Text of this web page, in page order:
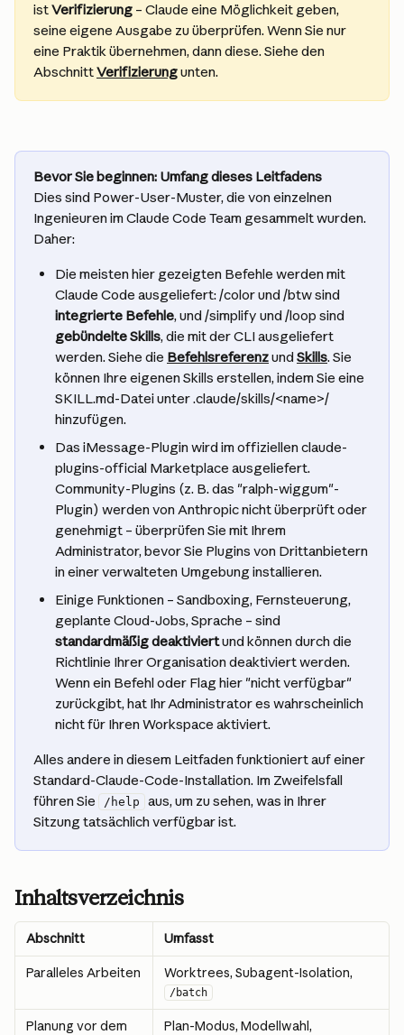
ist Verifizierung – Claude eine Möglichkeit geben,
seine eigene Ausgabe zu überprüfen. Wenn Sie nur
eine Praktik übernehmen, dann diese. Siehe den
Abschnitt Verifizierung unten.
Bevor Sie beginnen: Umfang dieses Leitfadens
Dies sind Power-User-Muster, die von einzelnen
Ingenieuren im Claude Code Team gesammelt wurden.
Daher:
Die meisten hier gezeigten Befehle werden mit
Claude Code ausgeliefert: /color und /btw sind
integrierte Befehle, und /simplify und /loop sind
gebündelte Skills, die mit der CLI ausgeliefert
werden. Siehe die Befehlsreferenz und Skills. Sie
können Ihre eigenen Skills erstellen, indem Sie eine
SKILL.md-Datei unter .claude/skills/<name>/
hinzufügen.
Das iMessage-Plugin wird im offiziellen claude-
plugins-official Marketplace ausgeliefert.
Community-Plugins (z. B. das "ralph-wiggum"-
Plugin) werden von Anthropic nicht überprüft oder
genehmigt – überprüfen Sie mit Ihrem
Administrator, bevor Sie Plugins von Drittanbietern
in einer verwalteten Umgebung installieren.
Einige Funktionen – Sandboxing, Fernsteuerung,
geplante Cloud-Jobs, Sprache – sind
standardmäßig deaktiviert und können durch die
Richtlinie Ihrer Organisation deaktiviert werden.
Wenn ein Befehl oder Flag hier "nicht verfügbar"
zurückgibt, hat Ihr Administrator es wahrscheinlich
nicht für Ihren Workspace aktiviert.
Alles andere in diesem Leitfaden funktioniert auf einer
Standard-Claude-Code-Installation. Im Zweifelsfall
führen Sie
/help
aus, um zu sehen, was in Ihrer
Sitzung tatsächlich verfügbar ist.
Inhaltsverzeichnis
Abschnitt Umfasst
Paralleles Arbeiten Worktrees, Subagent-Isolation,
/batch
Planung vor dem
Plan-Modus, Modellwahl,